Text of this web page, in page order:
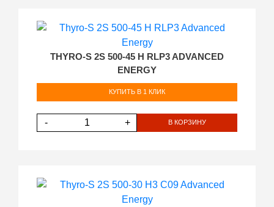
THYRO-S 2S 500-45 H RLP3 ADVANCED
ENERGY
КУПИТЬ В 1 КЛИК
- + В КОРЗИНУ